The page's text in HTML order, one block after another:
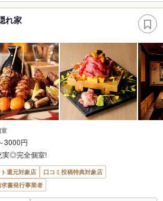
れ家
3000円
実◎完全個室!
還元対象店
口コミ投稿特典対象店
書発行事業者